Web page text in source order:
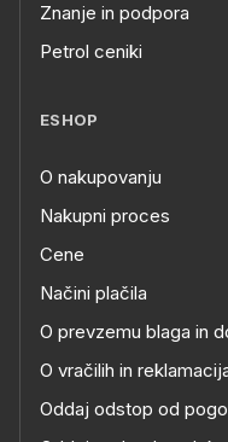
Znanje in podpora
Petrol ceniki
ESHOP
O nakupovanju
Nakupni proces
Cene
Načini plačila
O prevzemu blaga in
O vračilih in
Oddaj odstop od